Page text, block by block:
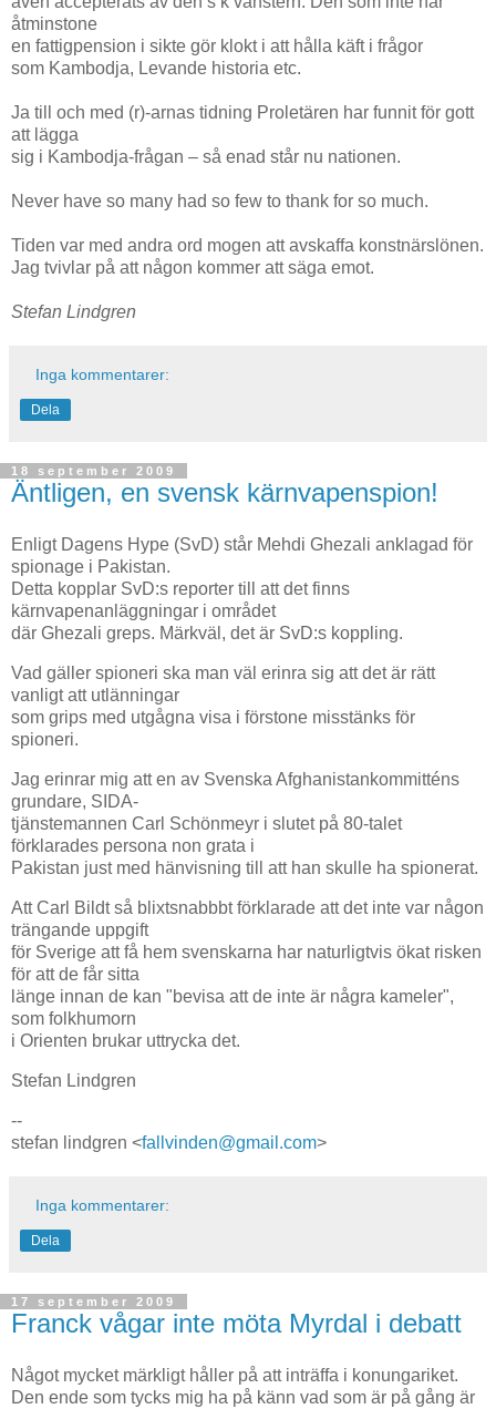
åtminstone
en fattigpension i sikte gör klokt i att hålla käft i frågor
som Kambodja, Levande historia etc.
Ja till och med (r)-arnas tidning Proletären har funnit för gott
att lägga
sig i Kambodja-frågan – så enad står nu nationen.
Never have so many had so few to thank for so much.
Tiden var med andra ord mogen att avskaffa konstnärslönen.
Jag tvivlar på att någon kommer att säga emot.
Stefan Lindgren
Inga kommentarer:
Dela
18 september 2009
Äntligen, en svensk kärnvapenspion!
Enligt Dagens Hype (SvD) står Mehdi Ghezali anklagad för
spionage i Pakistan.
Detta kopplar SvD:s reporter till att det finns
kärnvapenanläggningar i området
där Ghezali greps. Märkväl, det är SvD:s koppling.
Vad gäller spioneri ska man väl erinra sig att det är rätt
vanligt att utlänningar
som grips med utgågna visa i förstone misstänks för
spioneri.
Jag erinrar mig att en av Svenska Afghanistankommitténs
grundare, SIDA-
tjänstemannen Carl Schönmeyr i slutet på 80-talet
förklarades persona non grata i
Pakistan just med hänvisning till att han skulle ha spionerat.
Att Carl Bildt så blixtsnabbbt förklarade att det inte var någon
trängande uppgift
för Sverige att få hem svenskarna har naturligtvis ökat risken
för att de får sitta
länge innan de kan "bevisa att de inte är några kameler",
som folkhumorn
i Orienten brukar uttrycka det.
Stefan Lindgren
--
stefan lindgren <fallvinden@gmail.com>
Inga kommentarer:
Dela
17 september 2009
Franck vågar inte möta Myrdal i debatt
Något mycket märkligt håller på att inträffa i konungariket.
Den ende som tycks mig ha på känn vad som är på gång är